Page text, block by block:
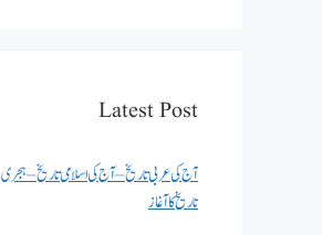
Latest Post
آج کی عربی تاریخ – آج کی اسلامی تاریخ – ہجری
تاریخ کا آغاز